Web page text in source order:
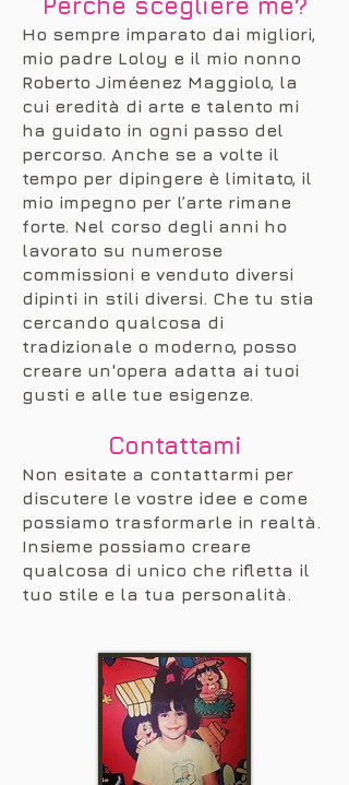
Ho sempre imparato dai migliori,
mio padre Loloy e il mio nonno
Roberto Jiméenez Maggiolo, la
cui eredità di arte e talento mi
ha guidato in ogni passo del
percorso. Anche se a volte il
tempo per dipingere è limitato, il
mio impegno per l’arte rimane
forte. Nel corso degli anni ho
lavorato su numerose
commissioni e venduto diversi
dipinti in stili diversi. Che tu stia
cercando qualcosa di
tradizionale o moderno, posso
creare un'opera adatta ai tuoi
gusti e alle tue esigenze.
Contattami
Non esitate a contattarmi per
discutere le vostre idee e come
possiamo trasformarle in realtà.
Insieme possiamo creare
qualcosa di unico che rifletta il
tuo stile e la tua personalità.